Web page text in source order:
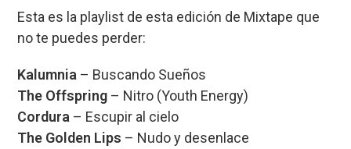
Esta es la playlist de esta edición de Mixtape que
no te puedes perder:
Kalumnia – Buscando Sueños
The Offspring – Nitro (Youth Energy)
Cordura – Escupir al cielo
The Golden Lips – Nudo y desenlace